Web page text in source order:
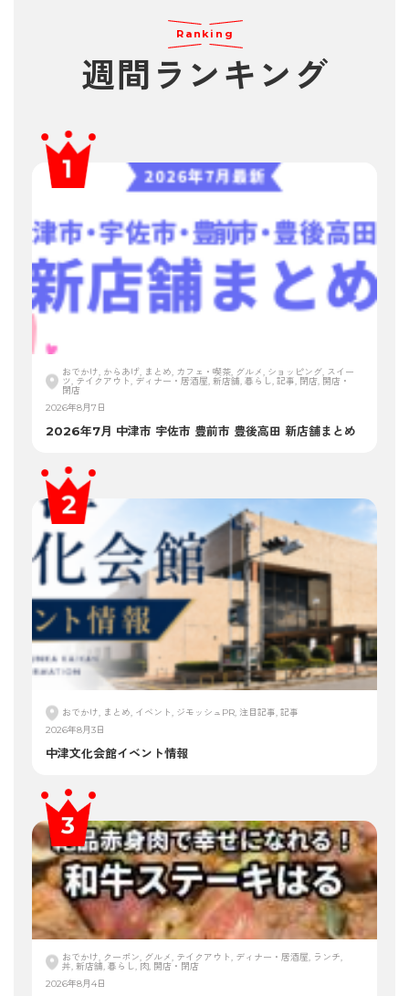
Ranking
週間ランキング
おでかけ, からあげ, まとめ, カフェ・喫茶, グルメ, ショッピング, スイー
ツ, テイクアウト, ディナー・居酒屋, 新店舗, 暮らし, 記事, 閉店, 開店・
閉店
2026年8月7日
2026年7月 中津市 宇佐市 豊前市 豊後高田 新店舗まとめ
おでかけ, まとめ, イベント, ジモッシュPR, 注目記事, 記事
2026年8月3日
中津文化会館イベント情報
おでかけ, クーポン, グルメ, テイクアウト, ディナー・居酒屋, ランチ,
丼, 新店舗, 暮らし, 肉, 開店・閉店
2026年8月4日